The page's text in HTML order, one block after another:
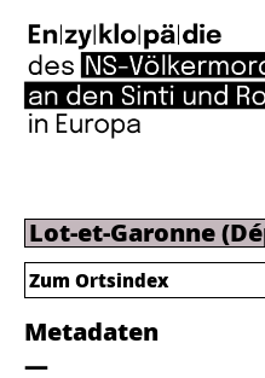
Lot-et-Garonne
Metadaten
Zum Ortsindex